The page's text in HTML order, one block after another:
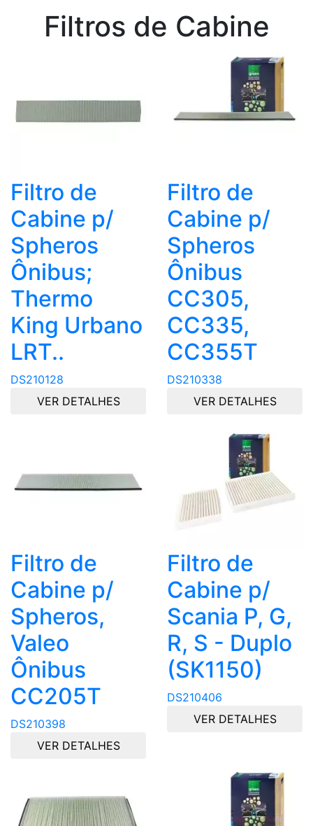
Filtros de Cabine
Filtro de
Cabine p/
Spheros
Ônibus;
Thermo
King Urbano
LRT..
DS210128
VER DETALHES
Filtro de
Cabine p/
Spheros
Ônibus
CC305,
CC335,
CC355T
DS210338
VER DETALHES
Filtro de
Cabine p/
Spheros,
Valeo
Ônibus
CC205T
DS210398
VER DETALHES
Filtro de
Cabine p/
Scania P, G,
R, S - Duplo
(SK1150)
DS210406
VER DETALHES